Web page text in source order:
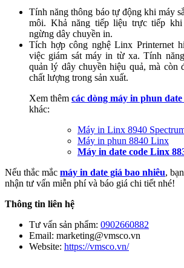
Tính năng thông báo tự động khi máy
môi. Khả năng tiếp liệu trực tiếp
ngừng dây chuyền in.
Tích hợp công nghệ Linx Printernet
việc giám sát máy in từ xa. Tính
quản lý dây chuyền hiệu quả, mà còn
chất lượng trong sản xuất.
Xem thêm các dòng máy in phun
khác:
Máy in Linx 8940
Máy in phun 8840 Linx
Máy in date code Linx
Nếu thắc mắc máy in date giá bao nhiêu,
nhận tư vấn miễn phí và báo giá chi tiết nhé!
Thông tin liên hệ
Tư vấn sản phẩm: 0902660882
Email: marketing@vmsco.vn
Website: https://vmsco.vn/